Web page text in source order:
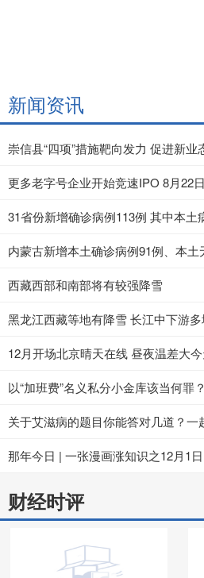
新闻资讯
崇信县“四项”措施靶向发力 促进新业
更多老字号企业开始竞速IPO 8月22
31省份新增确诊病例113例 其中本土
内蒙古新增本土确诊病例91例、本土
西藏西部和南部将有较强降雪
黑龙江西藏等地有降雪 长江中下游
12月开场北京晴天在线 昼夜温差大
以“加班费”名义私分小金库该当何罪
关于艾滋病的题目你能答对几道？一
那年今日 | 一张漫画涨知识之12月1日
财经时评